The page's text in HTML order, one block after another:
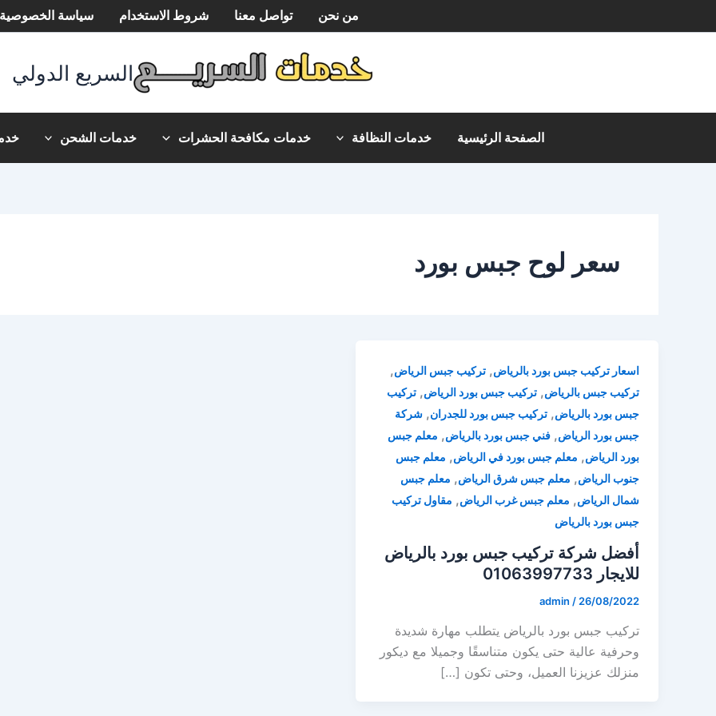
إلى
من نحن تواصل معنا شروط الاستخدام سياسة الخصوصية
السريع الدولي
الصفحة الرئيسية خدمات النظافة خدمات مكافحة الحشرات خدمات الشحن
سعر لوح جبس بورد
اسعار تركيب جبس بورد بالرياض, تركيب جبس الرياض,
تركيب جبس بالرياض, تركيب جبس بورد الرياض, تركيب
جبس بورد بالرياض, تركيب جبس بورد للجدران, شركة
جبس بورد الرياض, فني جبس بورد بالرياض, معلم جبس
بورد الرياض, معلم جبس بورد في الرياض, معلم جبس
جنوب الرياض, معلم جبس شرق الرياض, معلم جبس
شمال الرياض, معلم جبس غرب الرياض, مقاول تركيب
جبس بورد بالرياض
أفضل شركة تركيب جبس بورد بالرياض
للايجار 01063997733
admin / 26/08/2022
تركيب جبس بورد بالرياض يتطلب مهارة شديدة
وحرفية عالية حتى يكون متناسقًا وجميلا مع ديكور
منزلك عزيزنا العميل، وحتى تكون […]